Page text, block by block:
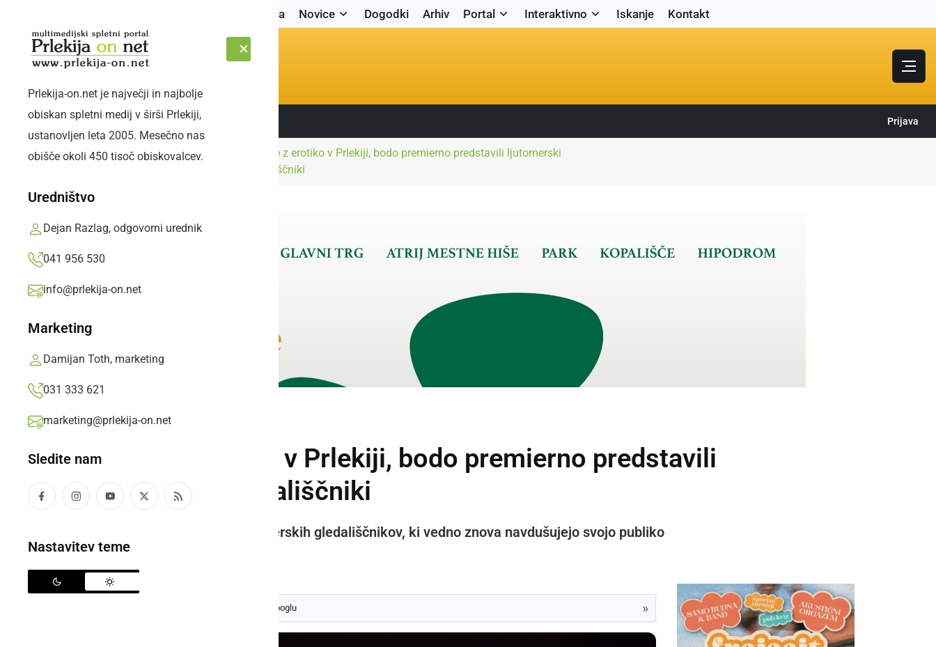
Naslovnica Novice Dogodki Arhiv Portal Interaktivno Iskanje Kontakt
ČETRTEK, 6. AVGUST 2026 Sledite nam: Prijava
Prlekija-on.net je največji in najbolje
obiskan spletni medij v širši Prlekiji,
ustanovljen leta 2005. Mesečno nas
obišče okoli 450 tisoč obiskovalcev.
Uredništvo
Dejan Razlag, odgovorni urednik
041 956 530
info@prlekija-on.net
Marketing
Damijan Toth, marketing
031 333 621
marketing@prlekija-on.net
Sledite nam
Nastavitev teme
Naslovnica
Kultura in
Kako je z erotiko v Prlekiji, bodo premierno predstavili ljutomerski
gledališčniki
KULTURA IN IZOBRAŽEVANJE
Kako je z erotiko v Prlekiji, bodo premierno predstavili
ljutomerski gledališčniki
Komedija Menjajva ženi ljutomerskih gledališčnikov, ki vedno znova navdušujejo svojo publiko
kot svoj prednostni vir na Googlu »